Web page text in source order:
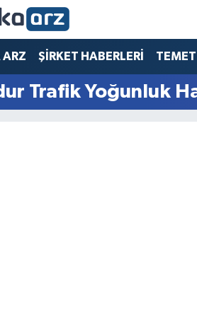
ARZ ŞİRKET HABERLERİ
Trafik Yoğunluk